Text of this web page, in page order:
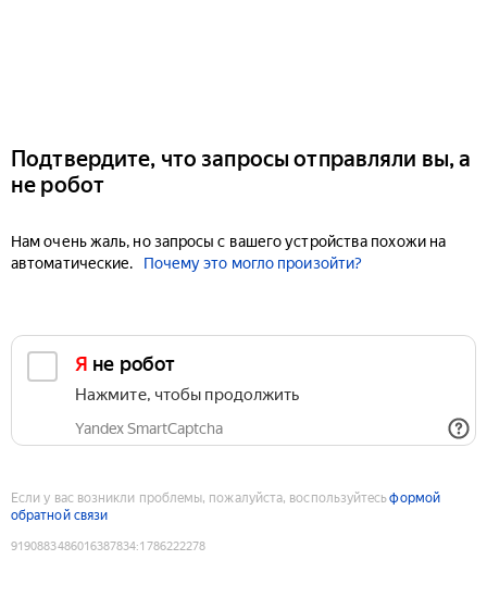
Подтвердите, что запросы отправляли вы, а
не робот
Нам очень жаль, но запросы с вашего устройства похожи на
автоматические.
Почему это могло произойти?
Я не робот
Нажмите, чтобы продолжить
Yandex SmartCaptcha
Если у вас возникли проблемы, пожалуйста, воспользуйтесьформой
обратной связи
9190883486016387834:1786222278